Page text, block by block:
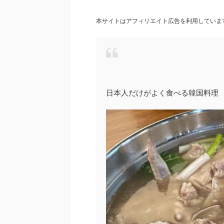
本サイトはアフィリエイト広告を利用していま
日本人だけがよく食べる韓国料理